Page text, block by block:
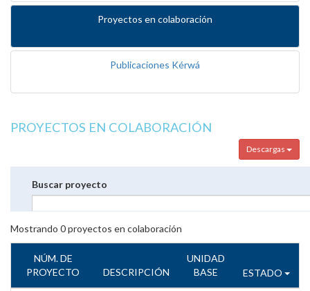
Proyectos en colaboración
Publicaciones Kérwá
PROYECTOS EN COLABORACIÓN
Descargas
Buscar proyecto
Mostrando 0proyectos en colaboración
NÚM. DE
PROYECTO
DESCRIPCIÓN
UNIDAD
BASE
ESTADO